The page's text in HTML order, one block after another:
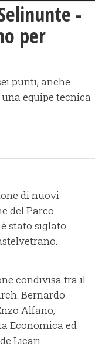
-
per
punti, anche
equipe tecnica
di nuovi
del Parco
stato siglato
condivisa tra il
Bernardo
Alfano,
Economica ed
Licari.